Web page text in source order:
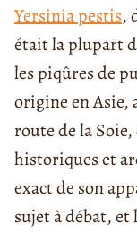
Yersinia pestis,
était la plupart
les piqûres de
origine en Asie,
route de la
historiques et
exact de son
sujet à débat,